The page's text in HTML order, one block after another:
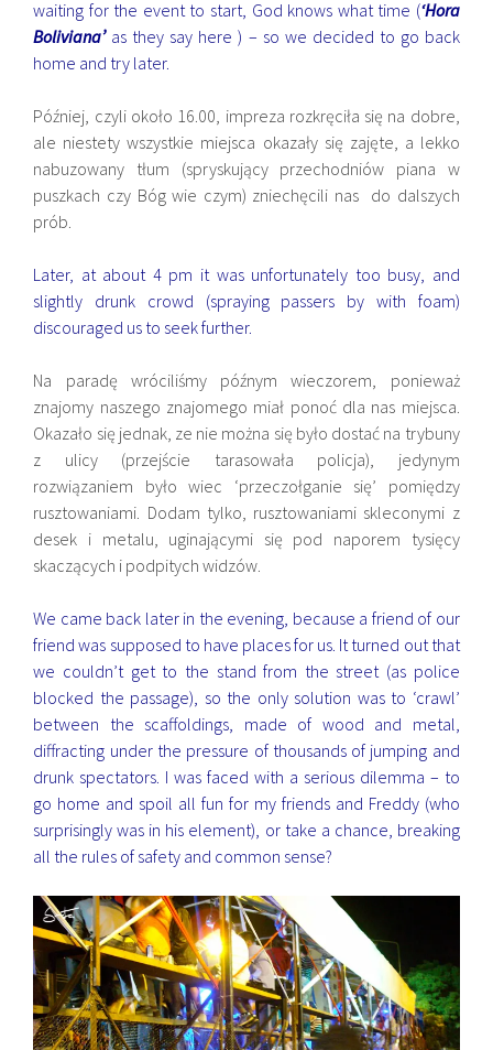
waiting for the event to start, God knows what time (‘Hora
Boliviana’ as they say here ) – so we decided to go back
home and try later.
Później, czyli około 16.00, impreza rozkręciła się na dobre,
ale niestety wszystkie miejsca okazały się zajęte, a lekko
nabuzowany tłum (spryskujący przechodniów piana w
puszkach czy Bóg wie czym) zniechęcili nas do dalszych
prób.
Later, at about 4 pm it was unfortunately too busy, and
slightly drunk crowd (spraying passers by with foam)
discouraged us to seek further.
Na paradę wróciliśmy późnym wieczorem, ponieważ
znajomy naszego znajomego miał ponoć dla nas miejsca.
Okazało się jednak, ze nie można się było dostać na trybuny
z ulicy (przejście tarasowała policja), jedynym
rozwiązaniem było wiec ‘przeczołganie się’ pomiędzy
rusztowaniami. Dodam tylko, rusztowaniami skleconymi z
desek i metalu, uginającymi się pod naporem tysięcy
skaczących i podpitych widzów.
We came back later in the evening, because a friend of our
friend was supposed to have places for us. It turned out that
we couldn’t get to the stand from the street (as police
blocked the passage), so the only solution was to ‘crawl’
between the scaffoldings, made of wood and metal,
diffracting under the pressure of thousands of jumping and
drunk spectators. I was faced with a serious dilemma – to
go home and spoil all fun for my friends and Freddy (who
surprisingly was in his element), or take a chance, breaking
all the rules of safety and common sense?